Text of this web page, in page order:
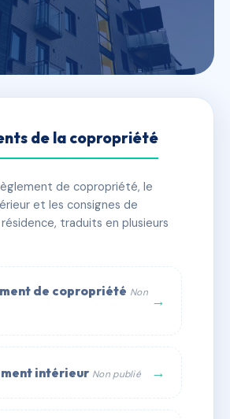
PHILIPPE
🏠 16 lots 🏗 1 bâtiment(s)
Digital
de la copropriété
de copropriété, le
et les consignes de
traduits en plusieurs
de copropriété Non →
intérieur Non publié →